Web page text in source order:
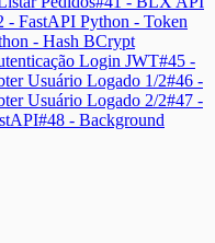
- FastAPI Python - Token
- Hash BCrypt
Login JWT#45 -
Usuário Logado 1/2#46 -
Usuário Logado 2/2#47 -
#48 - Background